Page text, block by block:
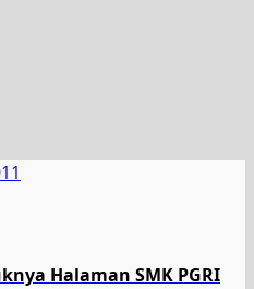
Halaman SMK PGRI